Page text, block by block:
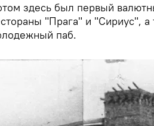
здесь был первый
"Прага" и "Сириус", а
паб.